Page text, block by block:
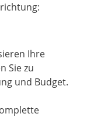
Ihre
Sie zu
und Budget.